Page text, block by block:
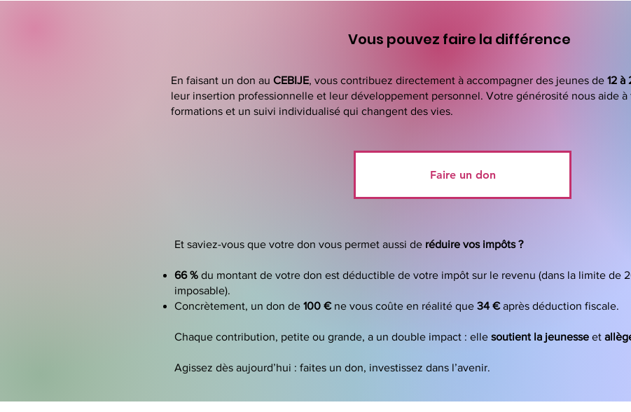
Vous pouvez faire la différence
En faisant un don au CEBIJE, vous contribuez directement à accompagner des jeunes de 12 à
leur insertion professionnelle et leur développement personnel. Votre générosité nous aide à
formations et un suivi individualisé qui changent des vies.
Faire un don
Et saviez-vous que votre don vous permet aussi de réduire vos impôts ?
66 % du montant de votre don est déductible de votre impôt sur le revenu (dans la limite de
imposable).
Concrètement, un don de 100 €ne vous coûte en réalité que 34 €après déduction fiscale.
Chaque contribution, petite ou grande, a un double impact : elle soutient la jeunesse et
Agissez dès aujourd’hui : faites un don, investissez dans l’avenir.